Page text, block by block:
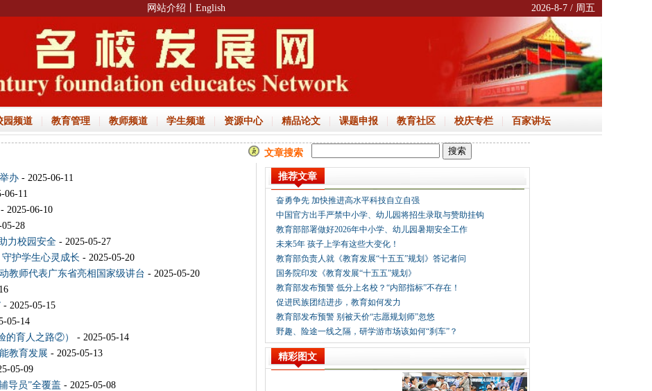
网站介绍 丨English 2026-8-7 / 周五
园频道 | 教育管理 | 教师频道 | 学生频道 | 资源中心 | 精品论文 | 课题申报 | 教育社区 | 校庆专栏 | 百家讲坛
文章搜索
推荐文章
精彩图文
办- 2025-06-11
06-11
- 2025-06-10
28
力校园安全- 2025-05-27
护学生心灵成长 - 2025-05-20
教师代表广东省亮相国家级讲台 - 2025-05-20
- 2025-05-15
05-14
的育人之路②）
- 2025-05-14
教育发展 - 2025-05-13
05-09
导员”全覆盖 - 2025-05-08